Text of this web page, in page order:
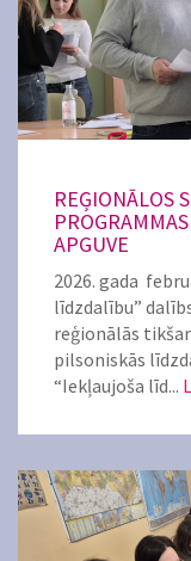
REĢIONĀLOS
APGUVE
2026. gada
līdzdalību”
reģionālās
pilsoniskās
“Iekļaujoša līd...